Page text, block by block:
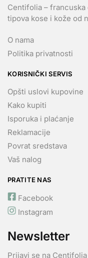
Centifolia – francuska
tipova kose i kože od
O nama
Politika privatnosti
KORISNIČKI SERVIS
Opšti uslovi kupovine
Kako kupiti
Isporuka i plaćanje
Reklamacije
Povrat sredstava
Vaš nalog
PRATITE NAS
Facebook
Instagram
Newsletter
Prijavi se na